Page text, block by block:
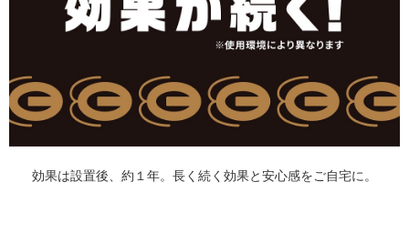
効果は設置後、約１年。長く続く効果と安心感をご自宅に。